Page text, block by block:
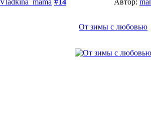
Vladkina_mama #14 Автор:
От зимы с любовью